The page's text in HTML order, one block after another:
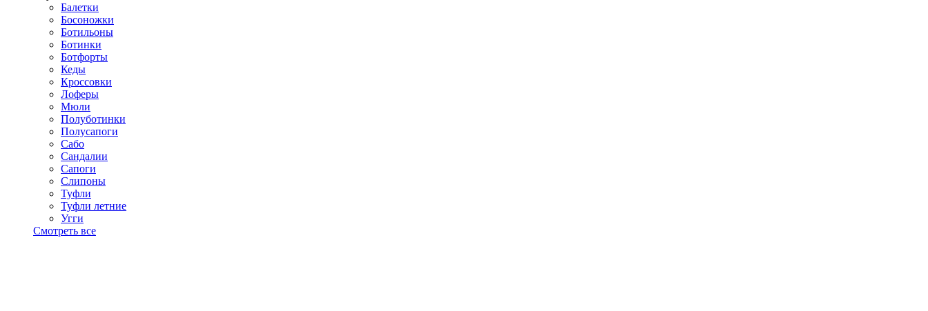
Балетки
Босоножки
Ботильоны
Ботинки
Ботфорты
Кеды
Кроссовки
Лоферы
Мюли
Полуботинки
Полусапоги
Сабо
Сандалии
Сапоги
Слипоны
Туфли
Туфли летние
Угги
Смотреть все